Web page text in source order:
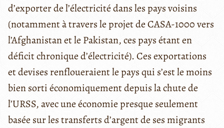
d’exporter de l’électricité dans les pays voisins
(notamment à travers le projet de CASA-1000 vers
l’Afghanistan et le Pakistan, ces pays étant en
déficit chronique d’électricité). Ces exportations
et devises renfloueraient le pays qui s’est le moins
bien sorti économiquement depuis la chute de
l’URSS, avec une économie presque seulement
basée sur les transferts d’argent de ses migrants